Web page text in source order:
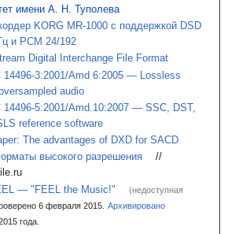
имени А. Н. Туполева
KORG MR-1000 с поддержкой DSD
и PCM 24/192
Digital Interchange File Format
14496-3:2001/Amd 6:2005 — Lossless
audio
14496-5:2001/Amd.10:2007 — SSC, DST,
reference software
The advantages of DXD for SACD
высокого разрешения
//
— "FEEL the Music!"
(недоступная
6 февраля 2015.
Архивировано
года.